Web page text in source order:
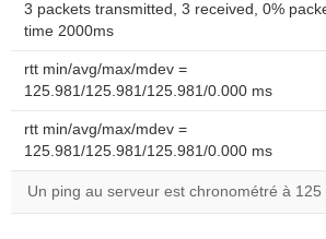
3 packets transmitted, 3 received, 0%
time 2000ms
rtt min/avg/max/mdev =
125.981/125.981/125.981/0.000 ms
rtt min/avg/max/mdev =
125.981/125.981/125.981/0.000 ms
Un ping au serveur est chronométré à 125